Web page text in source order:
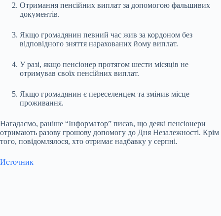
Отримання пенсійних виплат за допомогою фальшивих
документів.
Якщо громадянин певний час жив за кордоном без
відповідного зняття нарахованих йому виплат.
У разі, якщо пенсіонер протягом шести місяців не
отримував своїх пенсійних виплат.
Якщо громадянин є переселенцем та змінив місце
проживання.
Нагадаємо, раніше “Інформатор” писав, що деякі пенсіонери
отримають разову грошову допомогу до Дня Незалежності. Крім
того, повідомлялося, хто отримає надбавку у серпні.
Источник